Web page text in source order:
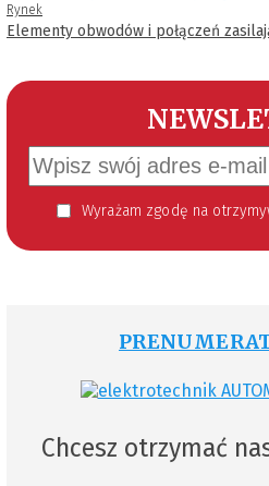
Rynek
Elementy obwodów i połączeń
Wyrażam zgodę na otrzymywanie informacji handlowej kierowanej do mnie za pomocą środków komunikacji elektronicznej w szczególności poczty elektronicznej zgodnie z przepisem art. 10 ust 2 ustawy z dnia 18 lipca 2002 roku o świadczeniu usług drogą elektroniczną (Dz. U. 144 z
Chcesz otrzymać